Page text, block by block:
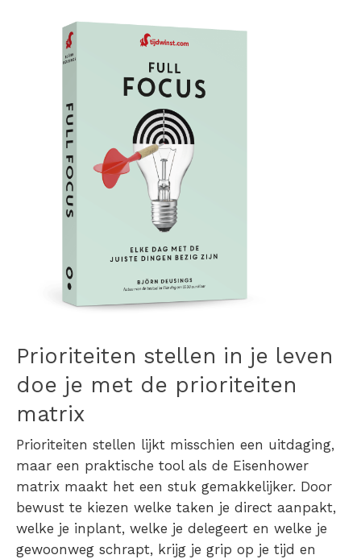
Prioriteiten stellen in je leven
doe je met de prioriteiten
matrix
Prioriteiten stellen lijkt misschien een uitdaging,
maar een praktische tool als de Eisenhower
matrix maakt het een stuk gemakkelijker. Door
bewust te kiezen welke taken je direct aanpakt,
welke je inplant, welke je delegeert en welke je
gewoonweg schrapt, krijg je grip op je tijd en